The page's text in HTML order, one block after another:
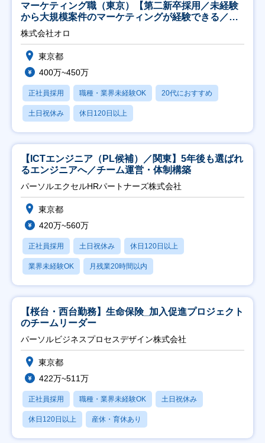
マーケティング職（東京）【第二新卒採用／未経験
から大規模案件のマーケティングが経験できる／研
修充実】
株式会社オロ
東京都
400万~450万
正社員採用 職種・業界未経験OK 20代におすすめ
土日祝休み 休日120日以上
【ICTエンジニア（PL候補）／関東】5年後も選ばれ
るエンジニアへ／チーム運営・体制構築
パーソルエクセルHRパートナーズ株式会社
東京都
420万~560万
正社員採用 土日祝休み 休日120日以上
業界未経験OK 月残業20時間以内
【桜台・西台勤務】生命保険_加入促進プロジェクト
のチームリーダー
パーソルビジネスプロセスデザイン株式会社
東京都
422万~511万
正社員採用 職種・業界未経験OK 土日祝休み
休日120日以上 産休・育休あり